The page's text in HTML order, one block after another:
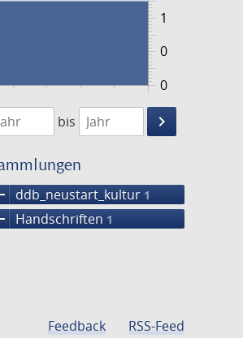
0
0
1
1475
bis
keyboard_arrow_right
Suche
ddb_neustart_kultur 1
Handschriften 1
Feedback RSS-Feed